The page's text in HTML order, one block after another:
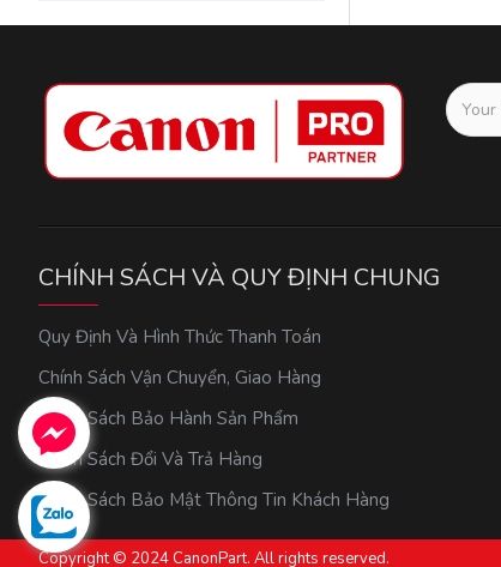
IB4070/MB5070..
CHÍNH SÁCH VÀ QUY ĐỊNH CHUNG
Quy Định Và Hình Thức Thanh Toán
Chính Sách Vận Chuyển, Giao Hàng
Chính Sách Bảo Hành Sản Phẩm
Chính Sách Đổi Và Trả Hàng
Chính Sách Bảo Mật Thông Tin Khách Hàng
Copyright © 2024 CanonPart. All rights reserved.